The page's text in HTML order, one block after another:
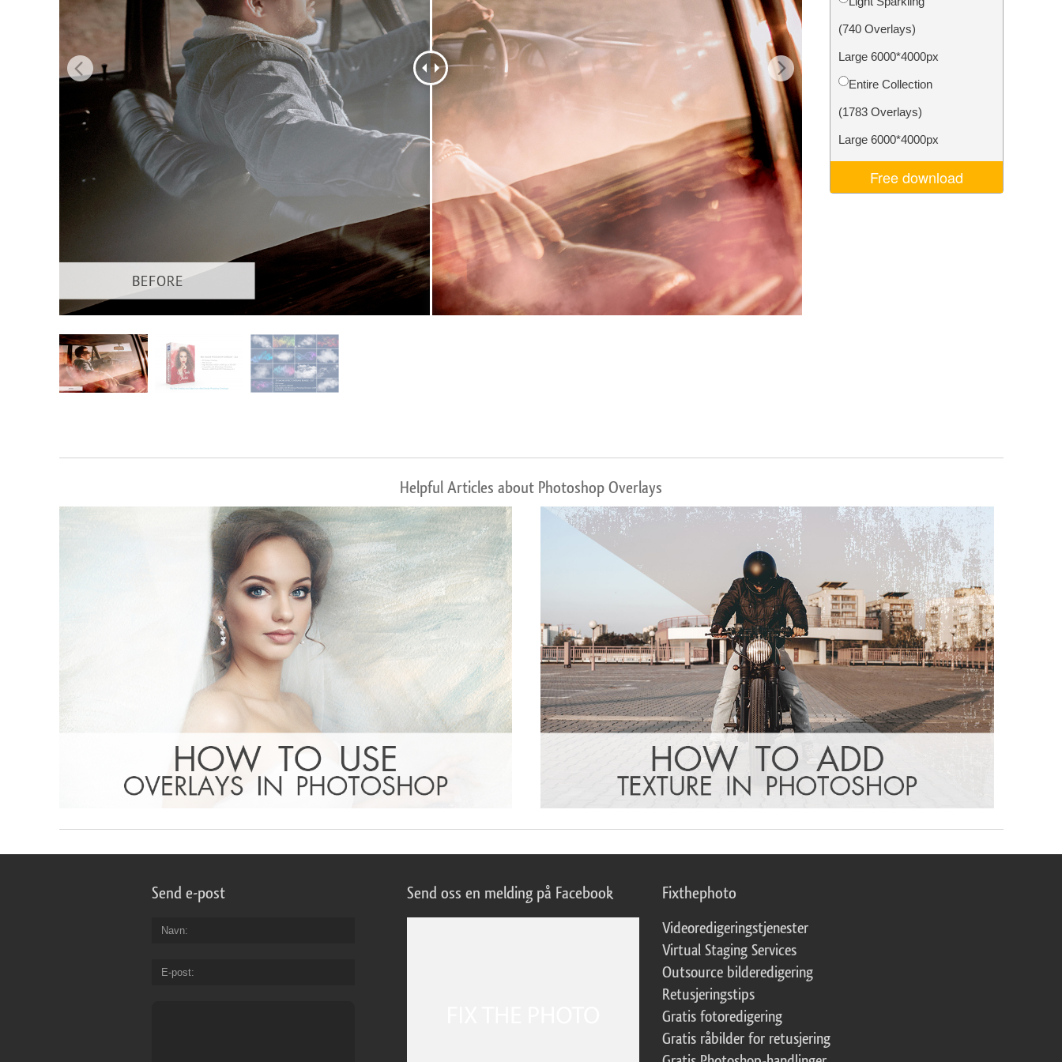
Produktfotoredigering Redigering av smykkefoto Video Editing Services
(740 Overlays)
Large 6000*4000px
Entire Collection
(1783 Overlays)
Large 6000*4000px
Free download
Helpful Articles about Photoshop Overlays
Send e-post
Navn
E-post
Send oss en melding på Facebook Fixthephoto
Videoredigeringstjenester
Virtual Staging Services
Outsource bilderedigering
Retusjeringstips
Gratis fotoredigering
Gratis råbilder for retusjering